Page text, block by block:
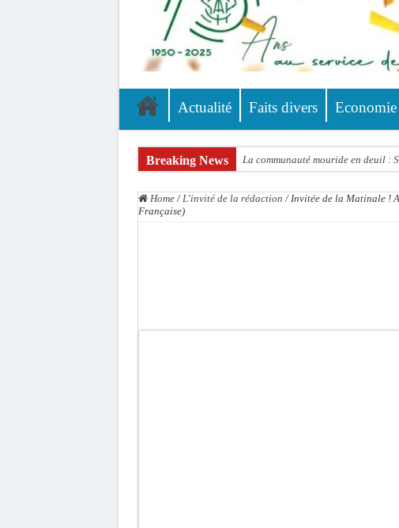
Actualité Faits divers Economie
Breaking News La communauté mouride en deuil :
Home / L'invité de la rédaction / Invitée de la Matinale !
Française)